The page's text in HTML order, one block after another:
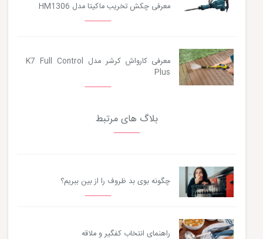
معرفی چکش تخریب ماکیتا مدل HM1306
معرفی کارواش کرشر مدل K7 Full Control
Plus
بلاگ های مرتبط
چگونه بوی بد ظروف را از بین ببریم؟
راهنمای انتخاب کفگیر و ملاقه